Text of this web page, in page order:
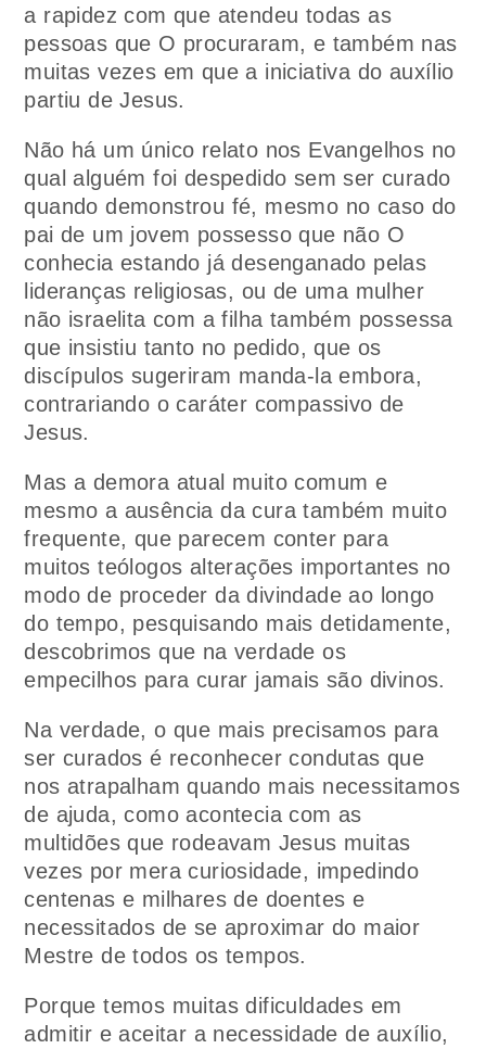
a rapidez com que atendeu todas as
pessoas que O procuraram, e também nas
muitas vezes em que a iniciativa do auxílio
partiu de Jesus.
Não há um único relato nos Evangelhos no
qual alguém foi despedido sem ser curado
quando demonstrou fé, mesmo no caso do
pai de um jovem possesso que não O
conhecia estando já desenganado pelas
lideranças religiosas, ou de uma mulher
não israelita com a filha também possessa
que insistiu tanto no pedido, que os
discípulos sugeriram manda-la embora,
contrariando o caráter compassivo de
Jesus.
Mas a demora atual muito comum e
mesmo a ausência da cura também muito
frequente, que parecem conter para
muitos teólogos alterações importantes no
modo de proceder da divindade ao longo
do tempo, pesquisando mais detidamente,
descobrimos que na verdade os
empecilhos para curar jamais são divinos.
Na verdade, o que mais precisamos para
ser curados é reconhecer condutas que
nos atrapalham quando mais necessitamos
de ajuda, como acontecia com as
multidões que rodeavam Jesus muitas
vezes por mera curiosidade, impedindo
centenas e milhares de doentes e
necessitados de se aproximar do maior
Mestre de todos os tempos.
Porque temos muitas dificuldades em
admitir e aceitar a necessidade de auxílio,